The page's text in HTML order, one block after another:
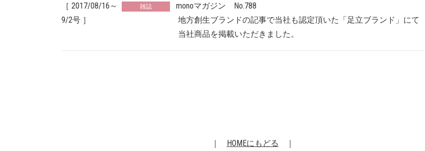
［ 2017/08/16～
9/2号 ］
雑誌
monoマガジン No.788
地方創生ブランドの記事で当社も認定頂いた「足立ブランド」にて
当社商品を掲載いただきました。
｜ HOMEにもどる ｜